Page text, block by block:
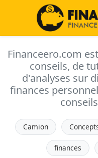
Financeero.com
conseils, de
d'analyses sur
finances
Camion
finances